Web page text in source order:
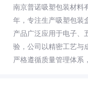
南京普诺吸塑包装材料
年，专注生产吸塑包装
产品广泛应用于电子、
验，公司以精密工艺与
严格遵循质量管理体系